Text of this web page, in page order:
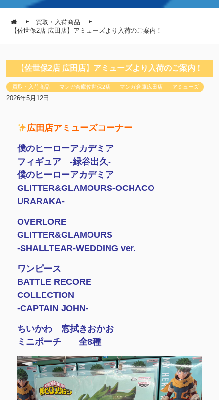
買取・入荷商品
【佐世保2店 広田店】アミューズより入荷のご案内！
【佐世保2店 広田店】アミューズより入荷のご案内！
買取・入荷商品 マンガ倉庫佐世保2店 マンガ倉庫広田店 アミューズ
2026年5月12日
広田店アミューズコーナー
僕のヒーローアカデミア
フィギュア -緑谷出久-
僕のヒーローアカデミア
GLITTER&GLAMOURS-OCHACO
URARAKA-
OVERLORE
GLITTER&GLAMOURS
-SHALLTEAR-WEDDING ver.
ワンピース
BATTLE RECORE
COLLECTION
-CAPTAIN JOHN-
ちいかわ 窓拭きおかお
ミニポーチ 全8種